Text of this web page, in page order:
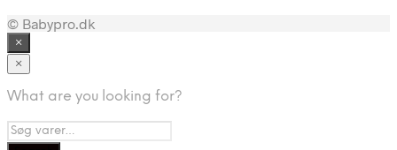
© Babypro.dk
×
×
What are you looking for?